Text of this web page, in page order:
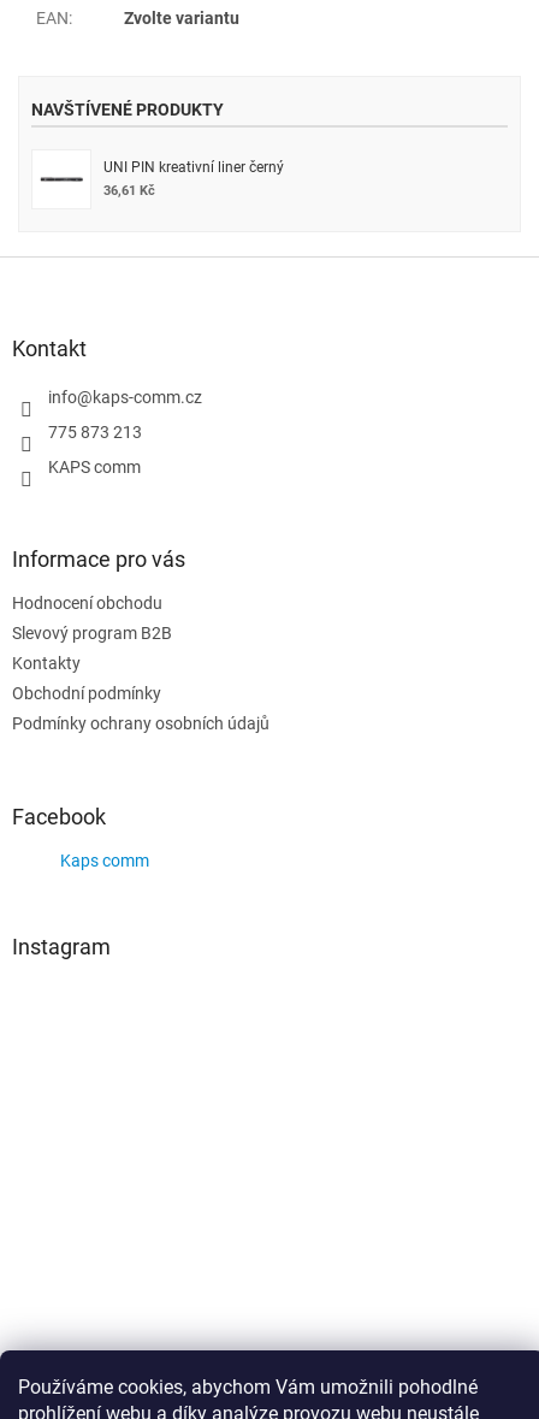
Používáme cookies, abychom Vám umožnili pohodlné
prohlížení webu a díky analýze provozu webu neustále
EAN: Zvolte variantu
NAVŠTÍVENÉ PRODUKTY
UNI PIN kreativní liner černý
36,61 Kč
Kontakt
info@kaps-comm.cz
775 873 213
KAPS comm
Informace pro vás
Hodnocení obchodu
Slevový program B2B
Kontakty
Obchodní podmínky
Podmínky ochrany osobních údajů
Facebook
Kaps comm
Instagram